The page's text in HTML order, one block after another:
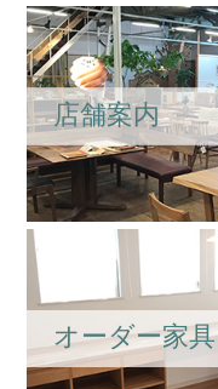
店舗案内
オーダー家具